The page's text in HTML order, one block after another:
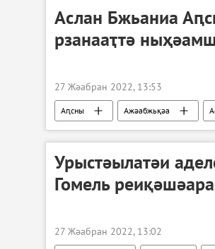
Аслан Бжьаниа
рзанааҭтә
27 Жәабран 2022, 13:53
Аԥсны Ажәабжьқәа
Урыстәылатәи
Гомель
27 Жәабран 2022, 13:02